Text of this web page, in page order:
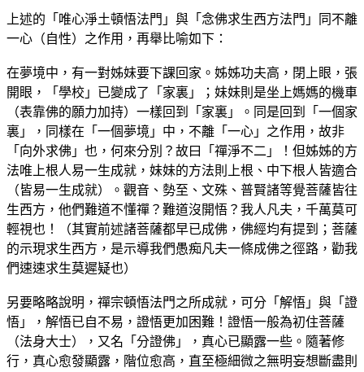
上述的「唯心淨土頓悟法門」與「念佛求生西方法門」同不離
一心（自性）之作用，再舉比喻如下：
在夢境中，有一對姊妹要下課回家。姊姊功夫高，閉上眼，張
開眼，「學校」已變成了「家裏」；妹妹則是坐上媽媽的機車
（表靠佛的願力加持）一樣回到「家裏」。同是回到「一個家
裏」，同樣在「一個夢境」中，不離「一心」之作用，故非
「向外求佛」也，何來分別？故曰「禪淨不二」！但姊姊的方
法唯上根人易一生成就，妹妹的方法則上根、中下根人皆適合
（皆易一生成就）。觀音、勢至、文殊、普賢諸等覺菩薩皆往
生西方，他們難道不懂禪？難道沒開悟？我人凡夫，千萬莫可
輕視也！（其實前述諸菩薩都早已成佛，佛經均有提到；菩薩
的示現求生西方，是示導我們愚痴凡夫一條成佛之徑路，勸我
們速速求生莫遲疑也）
另要略略說明，禪宗頓悟法門之所成就，可分「解悟」與「證
悟」，解悟已自不易，證悟更加困難！證悟一般為初住菩薩
（法身大士），又名「分證佛」，真心已顯露一些。隨著修
行，真心愈發顯露，階位愈高，直至極細微之無明妄想斷盡則